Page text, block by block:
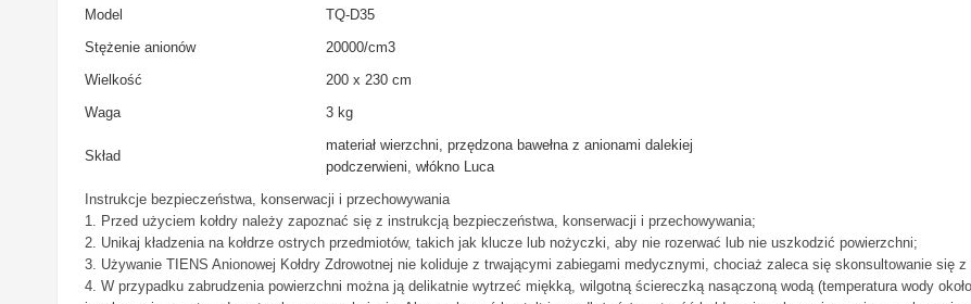
Model
TQ-D35
Stężenie anionów
20000/cm3
Wielkość
200 x 230 cm
Waga
3 kg
Skład
materiał wierzchni, przędzona bawełna z anionami dalekiej
podczerwieni, włókno Luca
Instrukcje bezpieczeństwa, konserwacji i przechowywania
1. Przed użyciem kołdry należy zapoznać się z instrukcją bezpieczeństwa, konserwacji i przechowywania;
2. Unikaj kładzenia na kołdrze ostrych przedmiotów, takich jak klucze lub nożyczki, aby nie rozerwać lub nie uszkodzić powierzchni;
3. Używanie TIENS Anionowej Kołdry Zdrowotnej nie koliduje z trwającymi zabiegami medycznymi, chociaż zaleca się skonsultowanie się
4. W przypadku zabrudzenia powierzchni można ją delikatnie wytrzeć miękką, wilgotną ściereczką nasączoną wodą (temperatura wody